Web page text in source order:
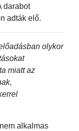
darabot
adták elő.
olykor
miatt az
alkalmas